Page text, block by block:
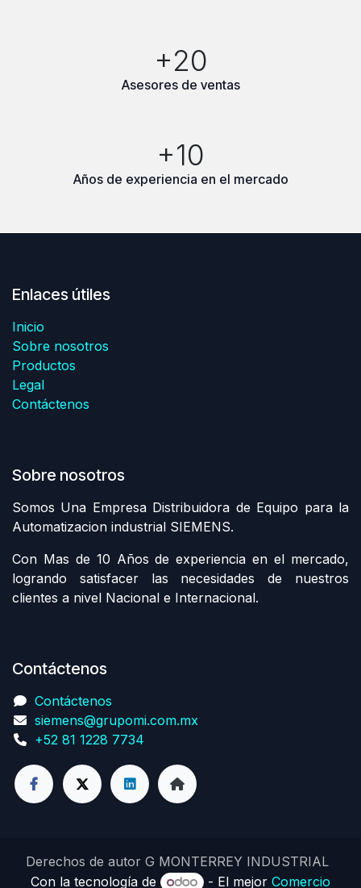
+20
Asesores de ventas
+10
Años de experiencia en el mercado
Enlaces útiles
Inicio
Sobre nosotros
Productos
Legal
Contáctenos
Sobre nosotros
Somos Una Empresa Distribuidora de Equipo para la
Automatizacion industrial SIEMENS.
Con Mas de 10 Años de experiencia en el mercado,
logrando satisfacer las necesidades de nuestros
clientes a nivel Nacional e Internacional.
Contáctenos
Contáctenos
siemens@grupomi.com.mx
+52 81 1228 7734
Derechos de autor G MONTERREY INDUSTRIAL
Con la tecnología de
- El mejorComercio